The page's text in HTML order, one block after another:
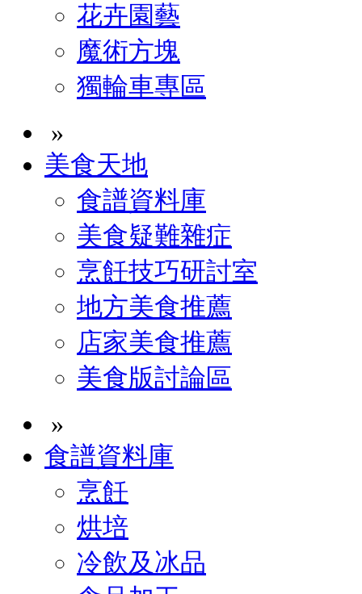
花卉園藝
魔術方塊
獨輪車專區
»
美食天地
食譜資料庫
美食疑難雜症
烹飪技巧研討室
地方美食推薦
店家美食推薦
美食版討論區
»
食譜資料庫
烹飪
烘培
冷飲及冰品